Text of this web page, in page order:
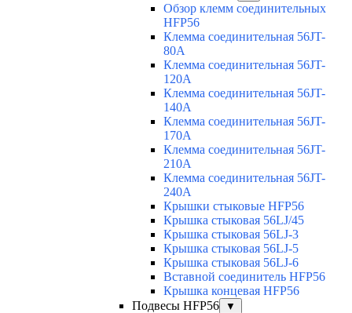
Обзор клемм соединительных
HFP56
Клемма соединительная 56JT-
80A
Клемма соединительная 56JT-
120A
Клемма соединительная 56JT-
140A
Клемма соединительная 56JT-
170A
Клемма соединительная 56JT-
210A
Клемма соединительная 56JT-
240A
Крышки стыковые HFP56
Крышка стыковая 56LJ/45
Крышка стыковая 56LJ-3
Крышка стыковая 56LJ-5
Крышка стыковая 56LJ-6
Вставной соединитель HFP56
Крышка концевая HFP56
Подвесы HFP56
▼